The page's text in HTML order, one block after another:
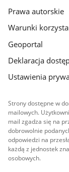
Prawa autorskie
Warunki
Geoportal
Deklaracja
Ustawienia
Strony dostępne w
mailowych.
mail zgadza się na
dobrowolnie
odpowiedzi na
każdą z jednostek
osobowych.